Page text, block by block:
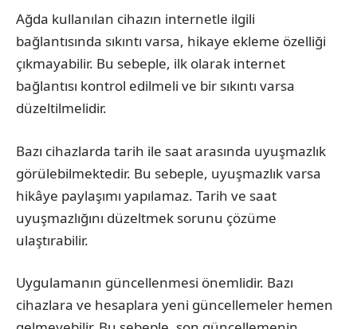
Ağda kullanılan cihazın internetle ilgili
bağlantısında sıkıntı varsa, hikaye ekleme özelliği
çıkmayabilir. Bu sebeple, ilk olarak internet
bağlantısı kontrol edilmeli ve bir sıkıntı varsa
düzeltilmelidir.
Bazı cihazlarda tarih ile saat arasında uyuşmazlık
görülebilmektedir. Bu sebeple, uyuşmazlık varsa
hikâye paylaşımı yapılamaz. Tarih ve saat
uyuşmazlığını düzeltmek sorunu çözüme
ulaştırabilir.
Uygulamanın güncellenmesi önemlidir. Bazı
cihazlara ve hesaplara yeni güncellemeler hemen